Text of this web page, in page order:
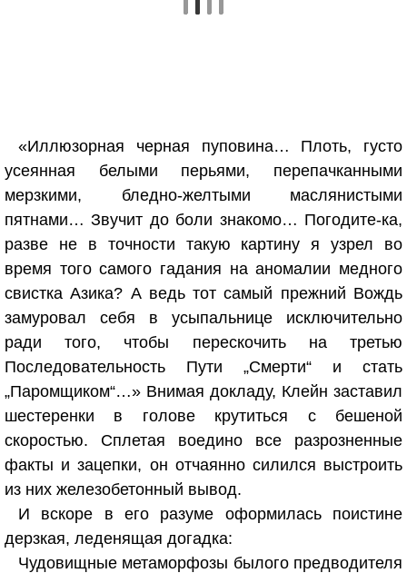
«Иллюзорная черная пуповина… Плоть, густо
усеянная белыми перьями, перепачканными
мерзкими, бледно-желтыми маслянистыми
пятнами… Звучит до боли знакомо… Погодите-ка,
разве не в точности такую картину я узрел во
время того самого гадания на аномалии медного
свистка Азика? А ведь тот самый прежний Вождь
замуровал себя в усыпальнице исключительно
ради того, чтобы перескочить на третью
Последовательность Пути „Смерти“ и стать
„Паромщиком“…» Внимая докладу, Клейн заставил
шестеренки в голове крутиться с бешеной
скоростью. Сплетая воедино все разрозненные
факты и зацепки, он отчаянно силился выстроить
из них железобетонный вывод.
И вскоре в его разуме оформилась поистине
дерзкая, леденящая догадка:
Чудовищные метаморфозы былого предводителя